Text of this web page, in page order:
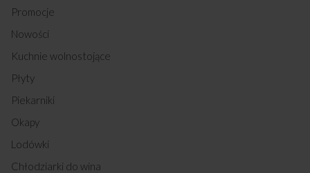
Promocje
Nowości
Kuchnie wolnostojące
Płyty
Piekarniki
Okapy
Lodówki
Chłodziarki do wina